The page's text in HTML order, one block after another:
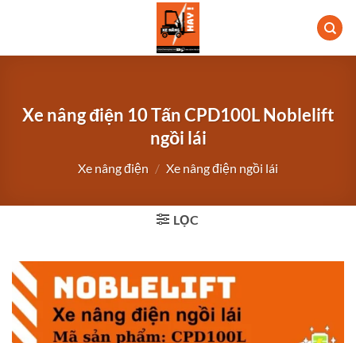
Xe nâng điện 10 Tấn CPD100L Noblelift
ngồi lái
Xe nâng điện / Xe nâng điện ngồi lái
LỌC